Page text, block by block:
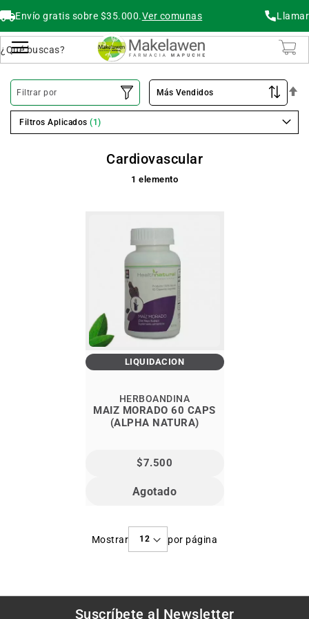
Envío gratis sobre $35.000.Ver comunas Llamar
Cardiovascular
1 elemento
LIQUIDACIÓN
MAIZ MORADO 60 CAPS
(ALPHA NATURA)
HERBOANDINA
$7.500
Agotado
Mostrar por página
Filtrar por
Filtros Aplicados
Suscríbete al Newsletter